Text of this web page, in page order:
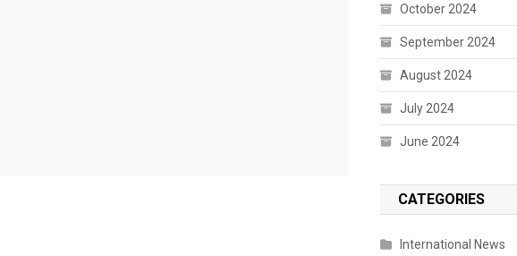
October 2024
September 2024
August 2024
July 2024
June 2024
CATEGORIES
International News